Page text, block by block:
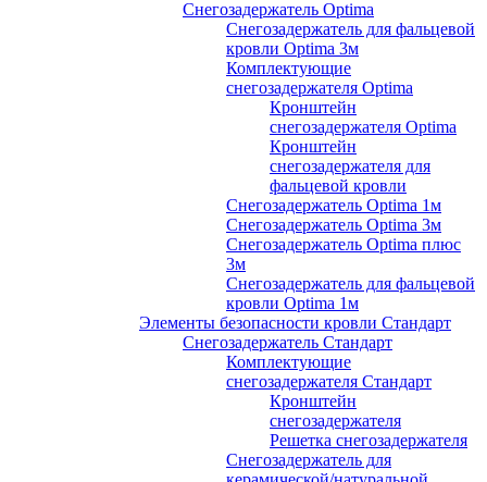
Снегозадержатель Optima
Снегозадержатель для фальцевой
кровли Optima 3м
Комплектующие
снегозадержателя Optima
Кронштейн
снегозадержателя Optima
Кронштейн
снегозадержателя для
фальцевой кровли
Снегозадержатель Optima 1м
Снегозадержатель Optima 3м
Снегозадержатель Optima плюс
3м
Снегозадержатель для фальцевой
кровли Optima 1м
Элементы безопасности кровли Стандарт
Снегозадержатель Стандарт
Комплектующие
снегозадержателя Стандарт
Кронштейн
снегозадержателя
Решетка снегозадержателя
Снегозадержатель для